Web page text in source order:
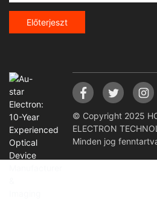
Előterjeszt
© Copyright 2025
ELECTRON
Minden jog